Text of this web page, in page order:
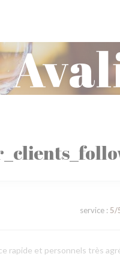
service: 5/
rapide et personnels très